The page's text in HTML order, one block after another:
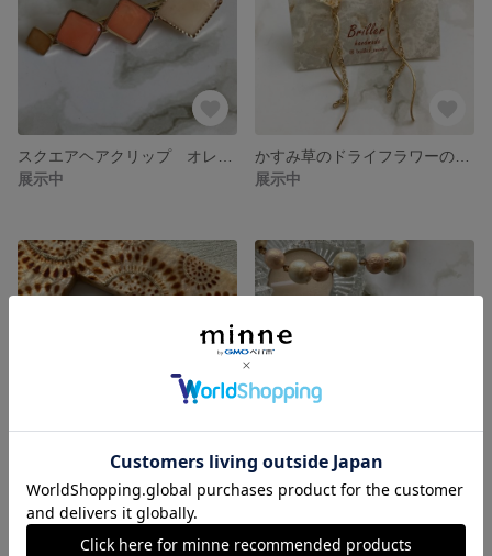
展示中
展示中
ミモザの揺れるピアス
展示中
展示中